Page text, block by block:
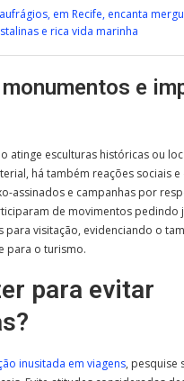
em Recife, encanta
e rica vida marinha
e
atinge esculturas históricas ou
há também reações sociais e
assinados e campanhas por
de movimentos pedindo
para visitação, evidenciando o
para o turismo.
para evitar
inusitada em viagens, pesquise